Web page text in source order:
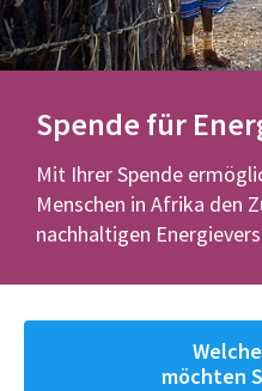
Spende für
Mit Ihrer Spende
Menschen in Afrika den
nachhaltigen
möchten